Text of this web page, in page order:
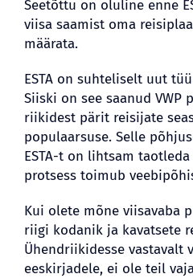
Seetõttu on oluline enne
viisa saamist oma
määrata.
ESTA on suhteliselt uut
Siiski on see saanud VWP
riikidest pärit reisijate
populaarsuse. Selle
ESTA-t on lihtsam
protsess toimub
Kui olete mõne viisavaba
riigi kodanik ja kavatsete
Ühendriikidesse vastavalt
eeskirjadele, ei ole teil